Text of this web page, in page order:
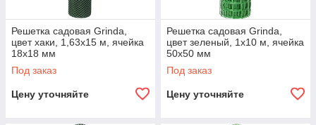
Решетка садовая Grinda,
цвет хаки, 1,63х15 м, ячейка
18х18 мм
Под заказ
Цену уточняйте
Решетка садовая Grinda,
цвет зеленый, 1х10 м, ячейка
50х50 мм
Под заказ
Цену уточняйте